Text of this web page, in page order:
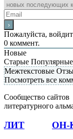
Пожалуйста,
0 коммент.
Новые
Старые Популярные
Межтекстовые
Посмотреть все
Сообщество сайтов
литературного
ЛИТ ОН-